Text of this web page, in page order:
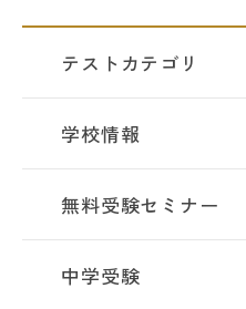
テストカテゴリ
学校情報
無料受験セミナー
中学受験